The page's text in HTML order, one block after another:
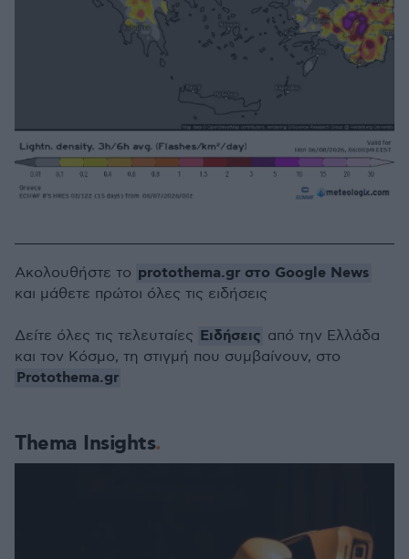
Thema Insights
Ακολουθήστε το protothema.gr στο Google News
και μάθετε πρώτοι όλες τις ειδήσεις
Δείτε όλες τις τελευταίες Ειδήσεις από την Ελλάδα
και τον Κόσμο, τη στιγμή που συμβαίνουν, στο
Protothema.gr